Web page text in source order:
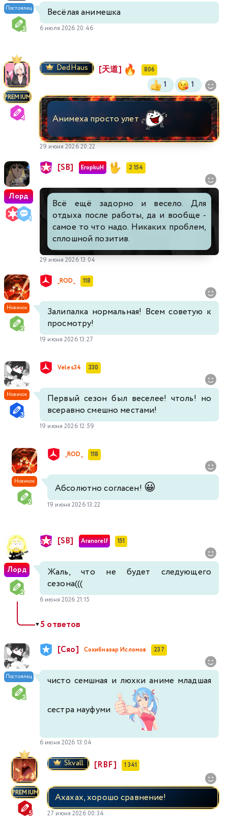
Постоялец Весёлая анимешка
6 июля 2026 20:46
PREMIUM
DedHaus [天道] 806
1 1
Анимеха просто улет
29 июня 2026 20:22
Лорд
[SB] EropkuH 2 154
Всё ещё задорно и весело. Для
отдыха после работы, да и вообще -
самое то что надо. Никаких проблем,
сплошной позитив.
29 июня 2026 13:04
Новичок
_ROD_ 118
Залипалка нормальная! Всем советую к
просмотру!
19 июня 2026 13:27
Новичок
Veles34 330
Первый сезон был веселее! чтоль! но
всеравно смешно местами!
19 июня 2026 12:59
Новичок
_ROD_ 118
Абсолютно согласен! 😀
19 июня 2026 13:22
Лорд
[SB] Aranorelf 151
Жаль, что не будет следующего
сезона(((
6 июня 2026 21:15
▼5 ответов
Постоялец
[Сяо] Сохибназар Исломов 237
чисто семшная и люхки аниме младшая
сестра науфуми
6 июня 2026 13:04
PREMIUM
Skvall [RBF] 1 341
Ахахах, хорошо сравнение!
27 июня 2026 00:34